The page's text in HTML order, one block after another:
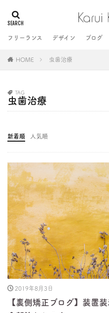
フリーランス デザイン ブログ
HOME 虫歯治療
TAG
虫歯治療
新着順 人気順
2019年8月3日
【裏側矯正ブログ】装置